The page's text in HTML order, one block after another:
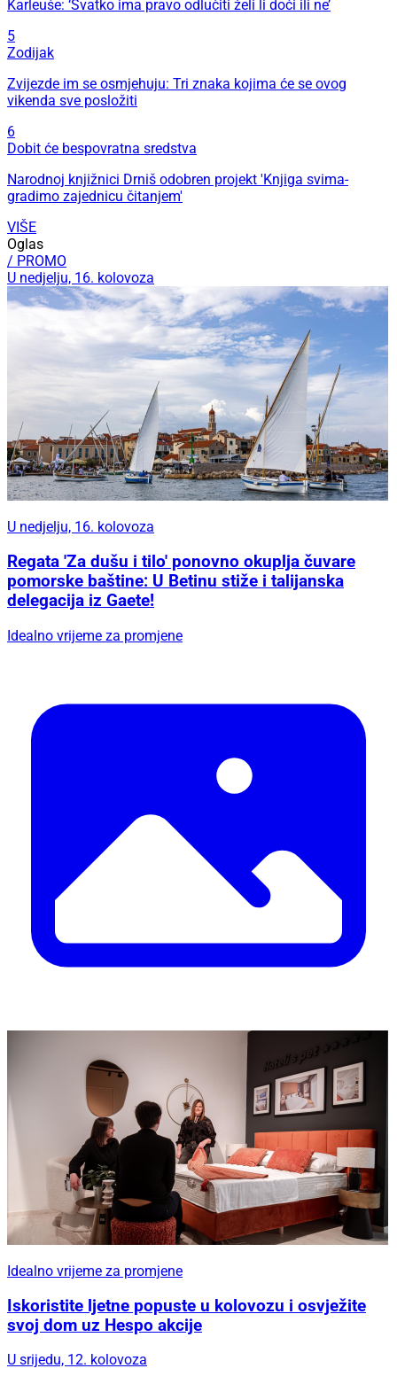
Karleuše: ‘Svatko ima pravo odlučiti želi li doći ili ne’
5
Zodijak
Zvijezde im se osmjehuju: Tri znaka kojima će se ovog
vikenda sve posložiti
6
Dobit će bespovratna sredstva
Narodnoj knjižnici Drniš odobren projekt 'Knjiga svima-
gradimo zajednicu čitanjem'
VIŠE
Oglas
/ PROMO
U nedjelju, 16. kolovoza
U nedjelju, 16. kolovoza
Regata 'Za dušu i tilo' ponovno okuplja čuvare
pomorske baštine: U Betinu stiže i talijanska
delegacija iz Gaete!
Idealno vrijeme za promjene
Idealno vrijeme za promjene
Iskoristite ljetne popuste u kolovozu i osvježite
svoj dom uz Hespo akcije
U srijedu, 12. kolovoza